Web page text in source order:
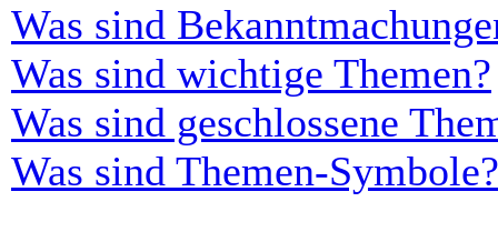
Was sind
Was sind wichtige Themen?
Was sind geschlossene
Was sind Themen-Symbole?